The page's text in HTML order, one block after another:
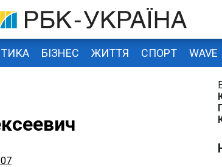
БІЗНЕС ЖИТТЯ СПОРТ WAVE